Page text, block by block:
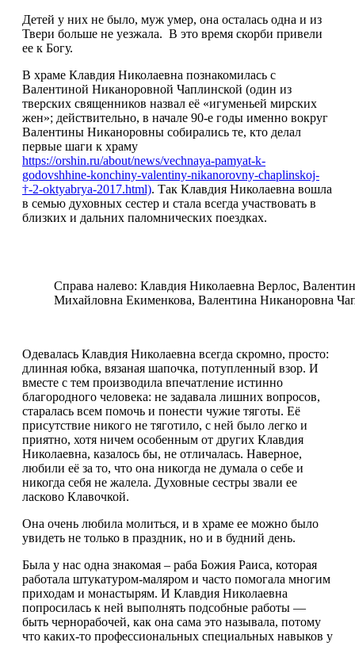
Детей у них не было, муж умер, она осталась одна и из
Твери больше не уезжала. В это время скорби привели
ее к Богу.
В храме Клавдия Николаевна познакомилась с
Валентиной Никаноровной Чаплинской (один из
тверских священников назвал её «игуменьей мирских
жен»; действительно, в начале 90-е годы именно вокруг
Валентины Никаноровны собирались те, кто делал
первые шаги к храму
https://orshin.ru/about/news/vechnaya-pamyat-k-
godovshhine-konchiny-valentiny-nikanorovny-chaplinskoj-
†-2-oktyabrya-2017.html). Так Клавдия Николаевна вошла
в семью духовных сестер и стала всегда участвовать в
близких и дальних паломнических поездках.
Справа налево: Клавдия Николаевна Верлос,
Михайловна Екименкова, Валентина Никаноровна
Одевалась Клавдия Николаевна всегда скромно, просто:
длинная юбка, вязаная шапочка, потупленный взор. И
вместе с тем производила впечатление истинно
благородного человека: не задавала лишних вопросов,
старалась всем помочь и понести чужие тяготы. Её
присутствие никого не тяготило, с ней было легко и
приятно, хотя ничем особенным от других Клавдия
Николаевна, казалось бы, не отличалась. Наверное,
любили её за то, что она никогда не думала о себе и
никогда себя не жалела. Духовные сестры звали ее
ласково Клавочкой.
Она очень любила молиться, и в храме ее можно было
увидеть не только в праздник, но и в будний день.
Была у нас одна знакомая – раба Божия Раиса, которая
работала штукатуром-маляром и часто помогала многим
приходам и монастырям. И Клавдия Николаевна
попросилась к ней выполнять подсобные работы —
быть чернорабочей, как она сама это называла, потому
что каких-то профессиональных специальных навыков у